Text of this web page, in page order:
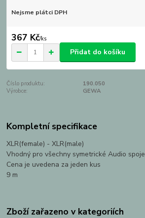
Nejsme plátci DPH
367 Kč/ks
Přidat do košíku
Číslo produktu:
190.050
Výrobce:
GEWA
Kompletní specifikace
XLR(female) - XLR(male)
Vhodný pro všechny symetrické Audio spoje
Cena je uvedena za jeden kus
9 m
Zboží zařazeno v kategoriích